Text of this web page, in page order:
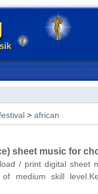
> african
sheet music for
/ print digital sheet
medium skill